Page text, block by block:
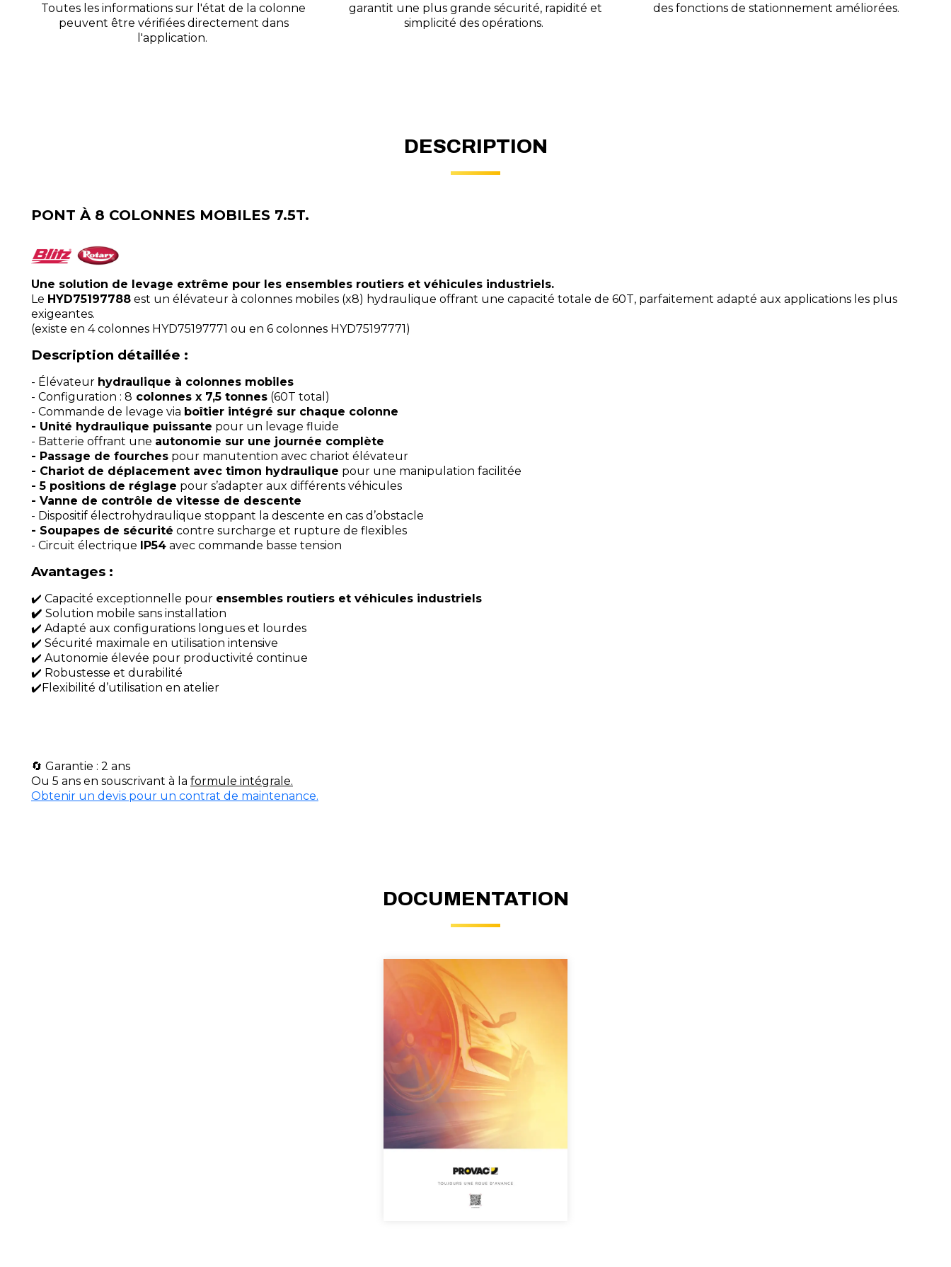
Toutes les informations sur l'état de la colonne
peuvent être vérifiées directement dans
l'application.
garantit une plus grande sécurité, rapidité et
simplicité des opérations.
des fonctions de stationnement améliorées.
DESCRIPTION
PONT À 8 COLONNES MOBILES 7.5T.
Une solution de levage extrême pour les ensembles routiers et véhicules industriels.
Le HYD75197788 est un élévateur à colonnes mobiles (x8) hydraulique offrant une capacité totale de 60T, parfaitement adapté aux applications les plus
exigeantes.
(existe en 4 colonnes HYD75197771 ou en 6 colonnes HYD75197771)
Description détaillée :
- Élévateur hydraulique à colonnes mobiles
- Configuration : 8 colonnes x 7,5 tonnes (60T total)
- Commande de levage via boîtier intégré sur chaque colonne
- Unité hydraulique puissante pour un levage fluide
- Batterie offrant une autonomie sur une journée complète
- Passage de fourches pour manutention avec chariot élévateur
- Chariot de déplacement avec timon hydraulique pour une manipulation facilitée
- 5 positions de réglage pour s’adapter aux différents véhicules
- Vanne de contrôle de vitesse de descente
- Dispositif électrohydraulique stoppant la descente en cas d’obstacle
- Soupapes de sécurité contre surcharge et rupture de flexibles
- Circuit électrique IP54 avec commande basse tension
Avantages :
✔️ Capacité exceptionnelle pour ensembles routiers et véhicules industriels
✔️ Solution mobile sans installation
✔️ Adapté aux configurations longues et lourdes
✔️ Sécurité maximale en utilisation intensive
✔️ Autonomie élevée pour productivité continue
✔️ Robustesse et durabilité
✔️Flexibilité d’utilisation en atelier
🔄 Garantie : 2 ans
Ou 5 ans en souscrivant à la formule intégrale.
Obtenir un devis pour un contrat de maintenance.
DOCUMENTATION